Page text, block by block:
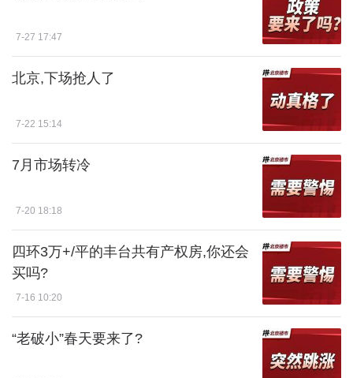
7-27 17:47
北京,下场抢人了
7-22 15:14
7月市场转冷
7-20 18:18
四环3万+/平的丰台共有产权房,你还会
买吗?
7-16 10:20
“老破小”春天要来了?